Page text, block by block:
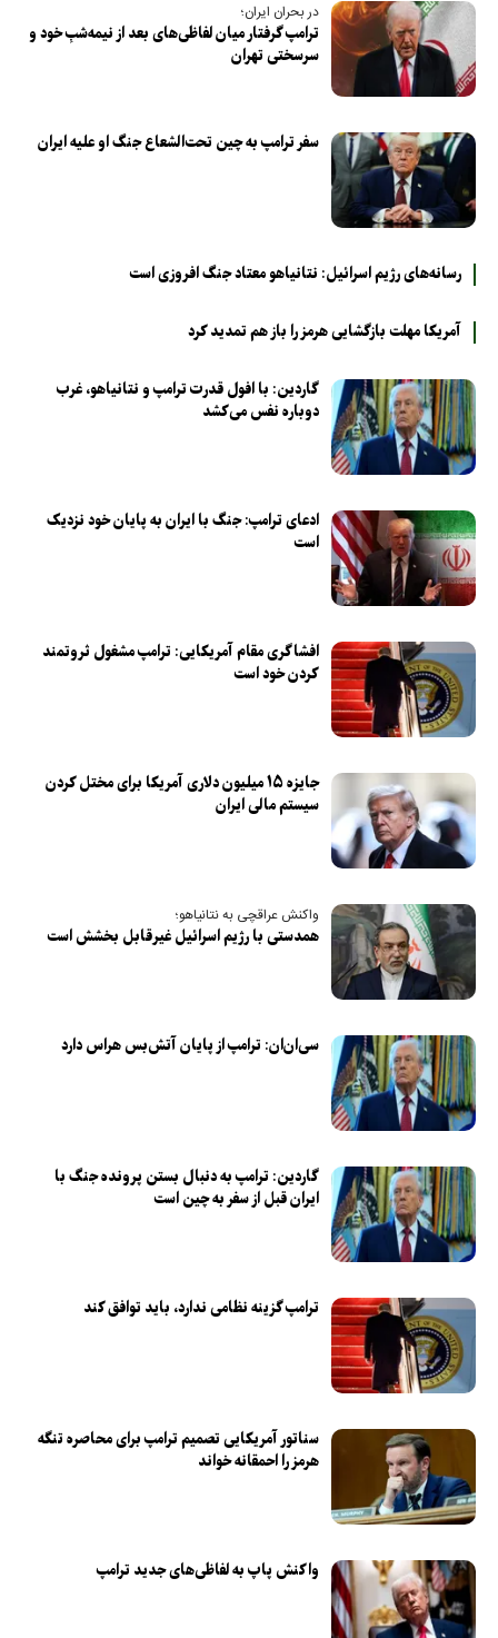
در بحران ایران؛
ترامپ گرفتار میان لفاظی‌های بعد از نیمه‌شبِ خود و
سرسختی تهران
سفر ترامپ به چین تحت‌الشعاع جنگ او علیه ایران
رسانه‌های رژیم اسرائیل: نتانیاهو معتاد جنگ افروزی است
آمریکا مهلت بازگشایی هرمز را باز هم تمدید کرد
گاردین: با افول قدرت ترامپ و نتانیاهو، غرب
دوباره نفس می‌کشد
ادعای ترامپ: جنگ با ایران به پایان خود نزدیک
است
افشاگری مقام آمریکایی: ترامپ مشغول ثروتمند‌
کردن خود است
جایزه ۱۵ میلیون دلاری آمریکا برای مختل کردن
سیستم مالی ایران
واکنش عراقچی به نتانیاهو؛
همدستی با رژیم اسرائیل غیرقابل بخشش است
سی‌ان‌ان: ترامپ از پایان آتش‌بس هراس دارد
گاردین: ترامپ به دنبال بستن پرونده جنگ با
ایران قبل از سفر به چین است
ترامپ گزینه نظامی ندارد، باید توافق کند
سناتور آمریکایی تصمیم ترامپ برای محاصره تنگه
هرمز را احمقانه خواند
واکنش پاپ به لفاظی‌های جدید ترامپ